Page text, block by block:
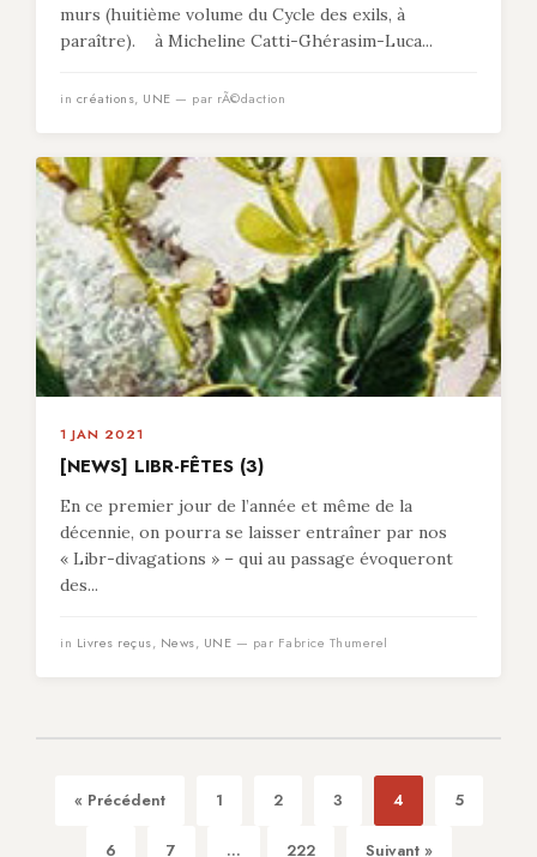
murs (huitième volume du Cycle des exils, à
paraître). à Micheline Catti-Ghérasim-Luca...
in créations, UNE — par rÃ©daction
1 JAN 2021
[NEWS] LIBR-FÊTES (3)
En ce premier jour de l’année et même de la
décennie, on pourra se laisser entraîner par nos
« Libr-divagations » – qui au passage évoqueront
des...
in Livres reçus, News, UNE — par Fabrice Thumerel
« Précédent 1 2 3 4 5
6 7 ... 222 Suivant »